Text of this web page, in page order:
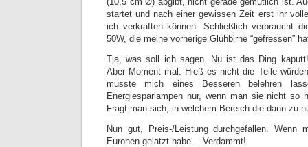
startet und nach einer gewissen Zeit erst ihr
ich verkraften können. Schließlich verbraucht
50W, die meine vorherige Glühbirne “gefressen”
Tja, was soll ich sagen. Nu ist das Ding
Aber Moment mal. Hieß es nicht die Teile
musste mich eines Besseren belehren
Energiesparlampen nur, wenn man sie nicht so
Fragt man sich, in welchem Bereich die dann zu
Nun gut, Preis-/Leistung durchgefallen. Wenn
Euronen gelatzt habe… Verdammt!